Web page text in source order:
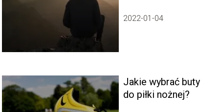
2022-01-04
Jakie wybrać buty
do piłki nożnej?